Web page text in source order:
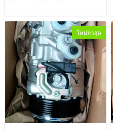
ใหม่ล่าสุด